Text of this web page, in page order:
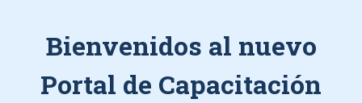
Bienvenidos al nuevo
Portal de Capacitación